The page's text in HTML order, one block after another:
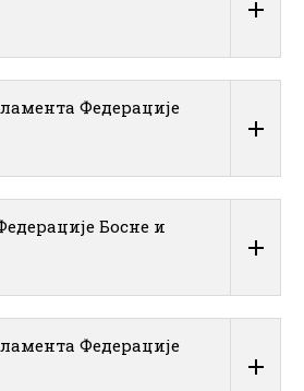
Федерације
Босне и
Федерације